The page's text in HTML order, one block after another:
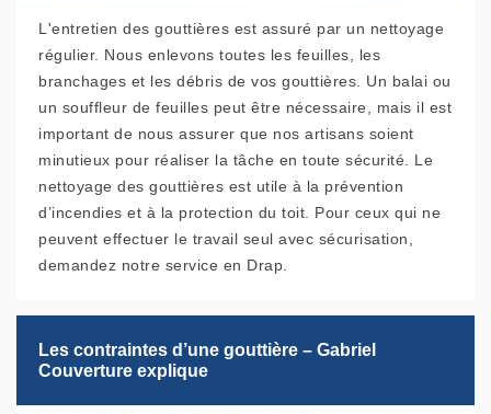
L'entretien des gouttières est assuré par un nettoyage
régulier. Nous enlevons toutes les feuilles, les
branchages et les débris de vos gouttières. Un balai ou
un souffleur de feuilles peut être nécessaire, mais il est
important de nous assurer que nos artisans soient
minutieux pour réaliser la tâche en toute sécurité. Le
nettoyage des gouttières est utile à la prévention
d’incendies et à la protection du toit. Pour ceux qui ne
peuvent effectuer le travail seul avec sécurisation,
demandez notre service en Drap.
Les contraintes d’une gouttière – Gabriel
Couverture explique